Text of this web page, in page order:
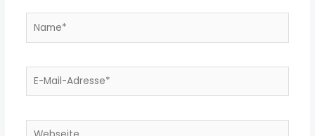
Name*
E-
Webseite